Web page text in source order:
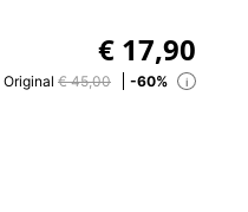
€ 17,90
Original € 45,00 -60% i